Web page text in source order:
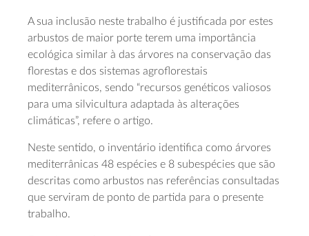
A sua inclusão neste trabalho é justificada por estes
arbustos de maior porte terem uma importância
ecológica similar à das árvores na conservação das
florestas e dos sistemas agroflorestais
mediterrânicos, sendo “recursos genéticos valiosos
para uma silvicultura adaptada às alterações
climáticas”, refere o artigo.
Neste sentido, o inventário identifica como árvores
mediterrânicas 48 espécies e 8 subespécies que são
descritas como arbustos nas referências consultadas
que serviram de ponto de partida para o presente
trabalho.